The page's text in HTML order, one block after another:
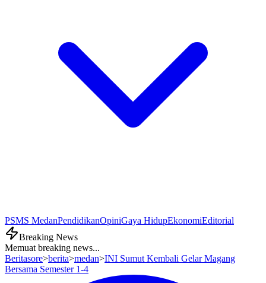
PSMS MedanPendidikanOpiniGaya HidupEkonomiEditorial
Breaking News
Memuat breaking news...
Beritasore>berita>medan>INI Sumut Kembali Gelar Magang
Bersama Semester 1-4